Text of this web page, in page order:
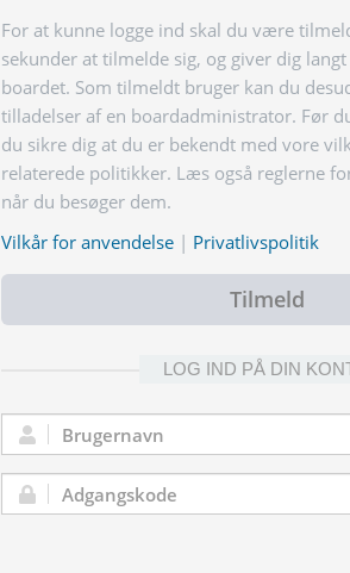
For at kunne logge ind skal du være
sekunder at tilmelde sig, og giver dig
boardet. Som tilmeldt bruger kan du
tilladelser af en boardadministrator. Før
du sikre dig at du er bekendt med vore
relaterede politikker. Læs også reglerne
når du besøger dem.
Vilkår for anvendelse | Privatlivspolitik
Tilmeld
LOG IND PÅ DIN
Brugernavn:
Adgangskode: